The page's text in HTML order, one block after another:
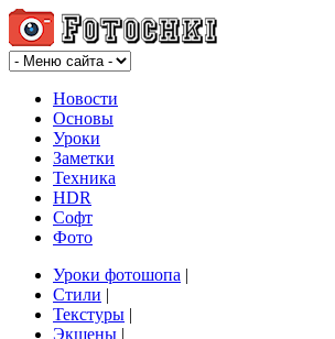
Новости
Основы
Уроки
Заметки
Техника
HDR
Софт
Фото
Уроки фотошопа |
Стили |
Текстуры |
Экшены |